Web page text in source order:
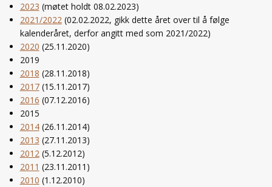
2023 (møtet holdt 08.02.2023)
2021/2022(02.02.2022, gikk dette året over til å følge
kalenderåret, derfor angitt med som 2021/2022)
2020 (25.11.2020)
2019
2018 (28.11.2018)
2017(15.11.2017)
2016 (07.12.2016)
2015
2014(26.11.2014)
2013 (27.11.2013)
2012(5.12.2012)
2011 (23.11.2011)
2010 (1.12.2010)